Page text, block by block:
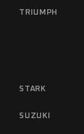
TRIUMPH
STARK
SUZUKI